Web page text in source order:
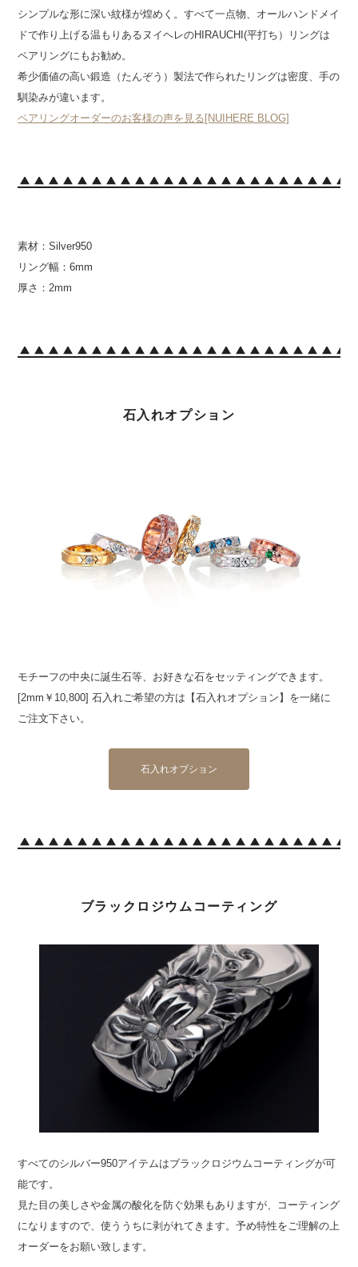
シンプルな形に深い紋様が煌めく。すべて一点物、オールハンドメイ
ドで作り上げる温もりあるヌイヘレのHIRAUCHI(平打ち）リングは
ペアリングにもお勧め。
希少価値の高い鍛造（たんぞう）製法で作られたリングは密度、手の
馴染みが違います。
ペアリングオーダーのお客様の声を見る[NUIHERE BLOG]
素材：Silver950
リング幅：6mm
厚さ：2mm
石入れオプション
モチーフの中央に誕生石等、お好きな石をセッティングできます。
[2mm￥10,800] 石入れご希望の方は【石入れオプション】を一緒に
ご注文下さい。
石入れオプション
ブラックロジウムコーティング
すべてのシルバー950アイテムはブラックロジウムコーティングが可
能です。
見た目の美しさや金属の酸化を防ぐ効果もありますが、コーティング
になりますので、使ううちに剥がれてきます。予め特性をご理解の上
オーダーをお願い致します。